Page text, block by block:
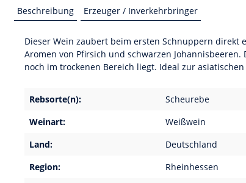
Beschreibung Erzeuger / Inverkehrbringer
Dieser Wein zaubert beim ersten Schnuppern direkt
Aromen von Pfirsich und schwarzen
noch im trockenen Bereich liegt. Ideal zur
Rebsorte(n):
Scheurebe
Weinart:
Weißwein
Land:
Deutschland
Region:
Rheinhessen